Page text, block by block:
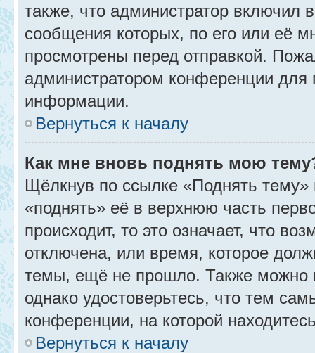
также, что администратор включил
сообщения которых, по его или её
просмотрены перед отправкой.
администратором конференции для
информации.
Вернуться к началу
Как мне вновь поднять мою
Щёлкнув по ссылке «Поднять
«поднять» её в верхнюю часть
происходит, то это означает, что
отключена, или время, которое
темы, ещё не прошло. Также можно
однако удостоверьтесь, что тем
конференции, на которой
Вернуться к началу